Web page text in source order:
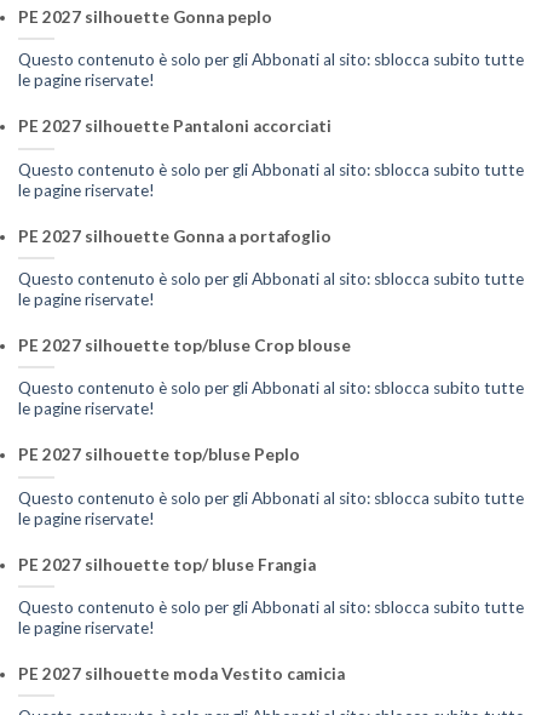
PE 2027 silhouette Gonna peplo
Questo contenuto è solo per gli Abbonati al sito: sblocca subito tutte
le pagine riservate!
PE 2027 silhouette Pantaloni accorciati
Questo contenuto è solo per gli Abbonati al sito: sblocca subito tutte
le pagine riservate!
PE 2027 silhouette Gonna a portafoglio
Questo contenuto è solo per gli Abbonati al sito: sblocca subito tutte
le pagine riservate!
PE 2027 silhouette top/bluse Crop blouse
Questo contenuto è solo per gli Abbonati al sito: sblocca subito tutte
le pagine riservate!
PE 2027 silhouette top/bluse Peplo
Questo contenuto è solo per gli Abbonati al sito: sblocca subito tutte
le pagine riservate!
PE 2027 silhouette top/ bluse Frangia
Questo contenuto è solo per gli Abbonati al sito: sblocca subito tutte
le pagine riservate!
PE 2027 silhouette moda Vestito camicia